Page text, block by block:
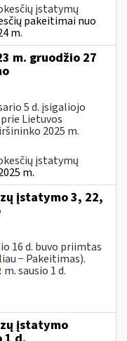
įstatymų
pakeitimai nuo
m.
m. gruodžio 27
5 d. įsigaliojo
Lietuvos
2025 m.
įstatymų
m.
įstatymo 3, 22,
16 d. buvo priimtas
− Pakeitimas).
m. sausio 1 d.
įstatymo